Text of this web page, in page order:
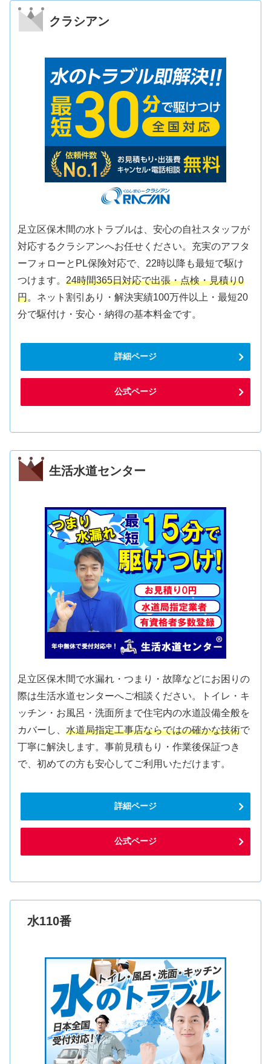
クラシアン
足立区保木間の水トラブルは、安心の自社スタッフが
対応するクラシアンへお任せください。充実のアフタ
ーフォローとPL保険対応で、22時以降も最短で駆け
つけます。24時間365日対応で出張・点検・見積り0
円。ネット割引あり・解決実績100万件以上・最短20
分で駆付け・安心・納得の基本料金です。
詳細ページ
公式ページ
生活水道センター
足立区保木間で水漏れ・つまり・故障などにお困りの
際は生活水道センターへご相談ください。トイレ・キ
ッチン・お風呂・洗面所まで住宅内の水道設備全般を
カバーし、水道局指定工事店ならではの確かな技術で
丁寧に解決します。事前見積もり・作業後保証つき
で、初めての方も安心してご利用いただけます。
詳細ページ
公式ページ
水110番